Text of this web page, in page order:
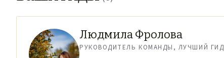
Людмила Фролова
РУКОВОДИТЕЛЬ КОМАНДЫ, ЛУЧШИЙ ГИД